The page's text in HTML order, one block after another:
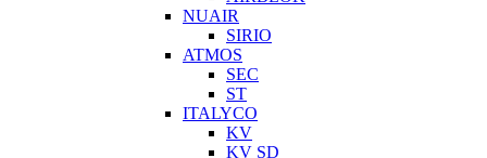
NUAIR
SIRIO
ATMOS
SEC
ST
ITALYCO
KV
KV SD